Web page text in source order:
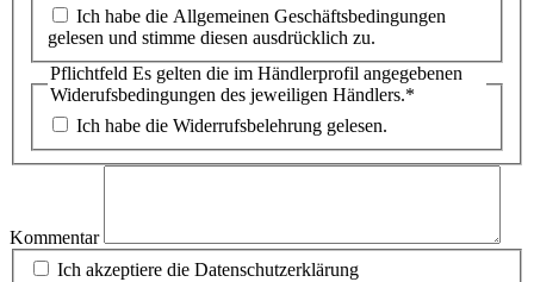
Ich habe die Allgemeinen Geschäftsbedingungen
gelesen und stimme diesen ausdrücklich zu.
Pflichtfeld Es gelten die im Händlerprofil angegebenen
Widerufsbedingungen des jeweiligen Händlers.*
Ich habe die Widerrufsbelehrung gelesen.
Kommentar
Ich akzeptiere die Datenschutzerklärung